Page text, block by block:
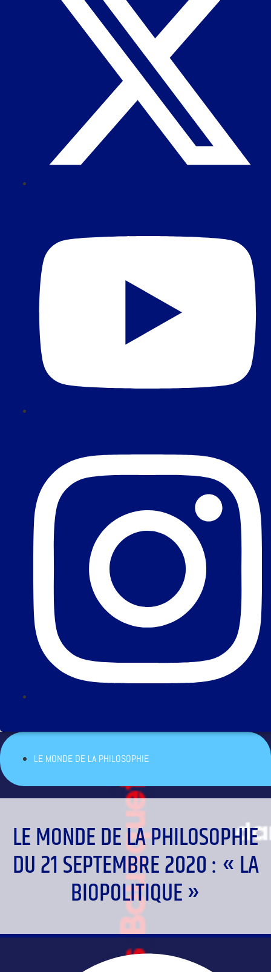
LE MONDE DE LA PHILOSOPHIE
LE MONDE DE LA PHILOSOPHIE
DU 21 SEPTEMBRE 2020 : « LA
BIOPOLITIQUE »